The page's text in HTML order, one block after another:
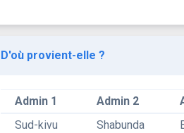
D'où provient-elle ?
Admin 1 Admin 2
Sud-kivu
Shabunda